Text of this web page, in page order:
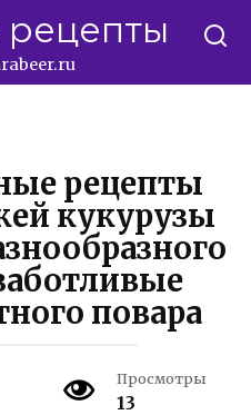
рецепты
кукурузы
повара
Просмотры
13